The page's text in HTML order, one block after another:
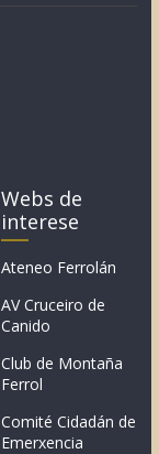
Webs de
interese
Ateneo Ferrolán
AV Cruceiro de
Canido
Club de Montaña
Ferrol
Comité Cidadán de
Emerxencia